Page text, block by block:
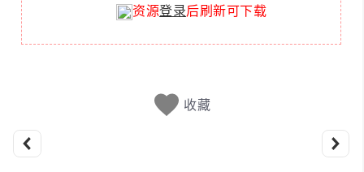
资源登录后刷新可下载
收藏